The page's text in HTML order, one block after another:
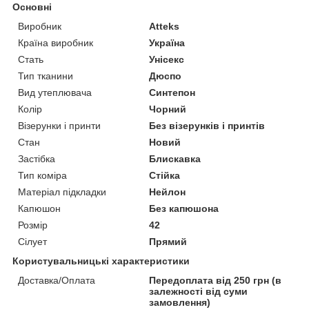
Основні
Виробник
Atteks
Країна виробник
Україна
Стать
Унісекс
Тип тканини
Дюспо
Вид утеплювача
Синтепон
Колір
Чорний
Візерунки і принти
Без візерунків і принтів
Стан
Новий
Застібка
Блискавка
Тип коміра
Стійка
Матеріал підкладки
Нейлон
Капюшон
Без капюшона
Розмір
42
Сілует
Прямий
Користувальницькі характеристики
Доставка/Оплата
Передоплата від 250 грн (в
залежності від суми
замовлення)